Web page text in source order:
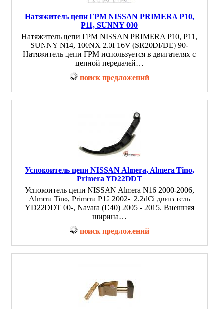
Натяжитель цепи ГРМ NISSAN PRIMERA P10,
P11, SUNNY 000
Натяжитель цепи ГРМ NISSAN PRIMERA P10, P11,
SUNNY N14, 100NX 2.0I 16V (SR20DI/DE) 90-
Натяжитель цепи ГРМ используется в двигателях с
цепной передачей…
поиск предложений
Успокоитель цепи NISSAN Almera, Almera Tino,
Primera YD22DDT
Успокоитель цепи NISSAN Almera N16 2000-2006,
Almera Tino, Primera P12 2002-, 2.2dCi двигатель
YD22DDT 00-, Navara (D40) 2005 - 2015. Внешняя
ширина…
поиск предложений